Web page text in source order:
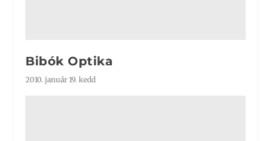
Bibók Optika
2010. január 19. kedd